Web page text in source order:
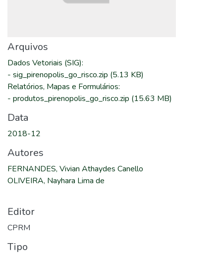
Arquivos
Dados Vetoriais (SIG):
- sig_pirenopolis_go_risco.zip (5.13 KB)
Relatórios, Mapas e Formulários:
- produtos_pirenopolis_go_risco.zip (15.63 MB)
Data
2018-12
Autores
FERNANDES, Vivian Athaydes Canello
OLIVEIRA, Nayhara Lima de
Editor
CPRM
Tipo